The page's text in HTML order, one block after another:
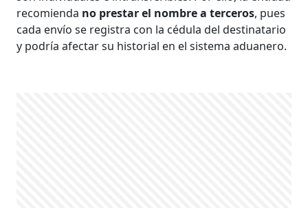
recomienda no prestar el nombre a terceros, pues
cada envío se registra con la cédula del destinatario
y podría afectar su historial en el sistema aduanero.